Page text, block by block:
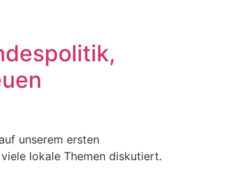
unserem ersten
lokale Themen diskutiert.